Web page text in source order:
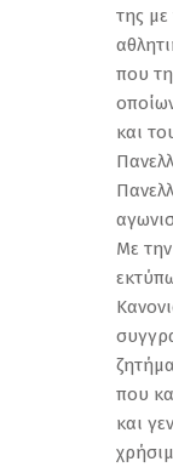
της
που
και
Με
που
και